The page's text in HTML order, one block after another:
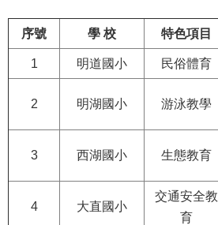
展
習
序號 學 校 特色項目
1 明道國小 民俗體育
2 明湖國小 游泳教學
3 西湖國小 生態教育
4 大直國小
交通安全教
育